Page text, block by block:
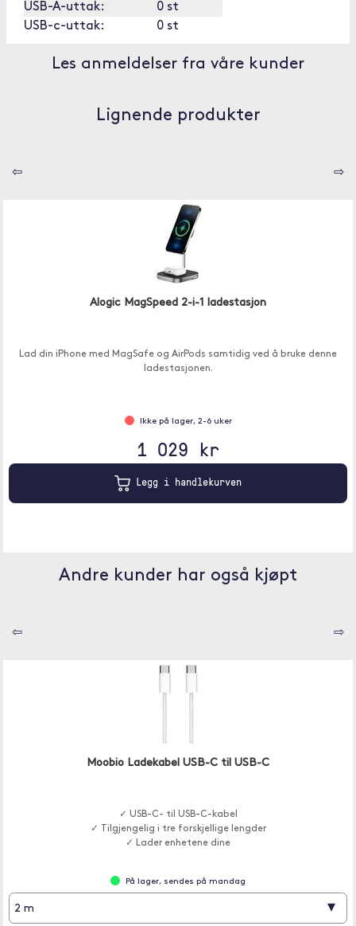
USB-A-uttak:
0 st
USB-c-uttak:
0 st
Les anmeldelser fra våre kunder
Lignende produkter
⇦ ⇨
Alogic MagSpeed 2-i-1 ladestasjon
Lad din iPhone med MagSafe og AirPods samtidig ved å bruke denne
ladestasjonen.
Ikke på lager, 2-6 uker
1 029 kr
Legg i handlekurven
Andre kunder har også kjøpt
⇦ ⇨
Moobio Ladekabel USB-C til USB-C
✓ USB-C- til USB-C-kabel
✓ Tilgjengelig i tre forskjellige lengder
✓ Lader enhetene dine
På lager, sendes på mandag
2 m ▾